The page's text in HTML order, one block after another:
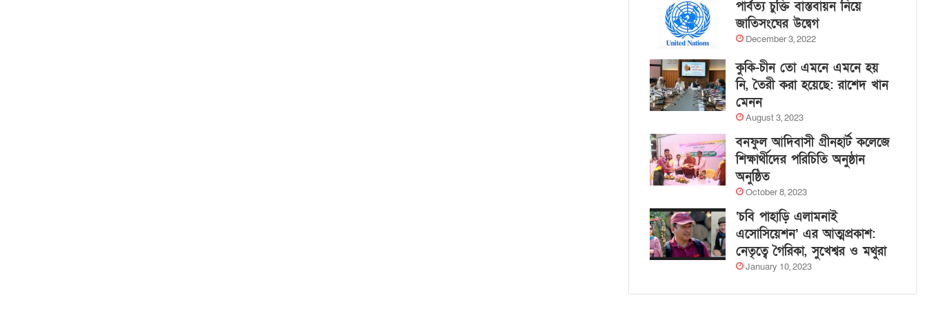
পার্বত্য চুক্তি বাস্তবায়ন নিয়ে
জাতিসংঘের উদ্বেগ
December 3, 2022
কুকি-চীন তো এমনে এমনে হয়
নি, তৈরী করা হয়েছে: রাশেদ খান
মেনন
August 3, 2023
বনফুল আদিবাসী গ্রীনহার্ট কলেজে
শিক্ষার্থীদের পরিচিতি অনুষ্ঠান
অনুষ্ঠিত
October 8, 2023
‘চবি পাহাড়ি এলামনাই
এসোসিয়েশন’ এর আত্মপ্রকাশ:
নেতৃত্বে গৈরিকা, সুখেশ্বর ও মথুরা
January 10, 2023